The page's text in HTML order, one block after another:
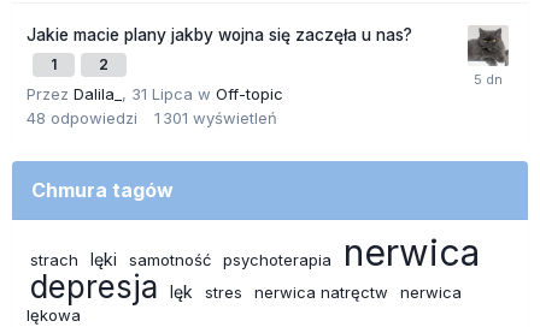
Jakie macie plany jakby wojna się zaczęła u nas?
1 2
Przez Dalila_ , 31 Lipca w Off-topic
48 odpowiedzi 1 301 wyświetleń
Chmura tagów
strach lęki samotność psychoterapia nerwica
depresja lęk stres nerwica natręctw
nerwica
lękowa